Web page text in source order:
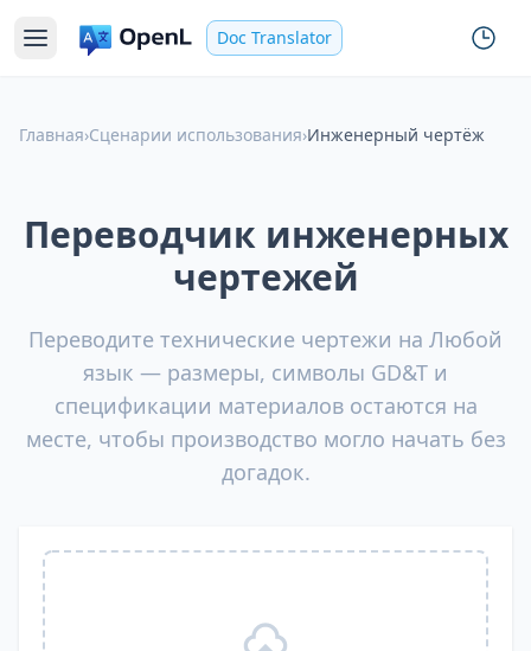
Doc Translator
Главная›Сценарии использования›Инженерный чертёж
Переводчик инженерных
чертежей
Переводите технические чертежи на Любой
язык — размеры, символы GD&T и
спецификации материалов остаются на
месте, чтобы производство могло начать без
догадок.